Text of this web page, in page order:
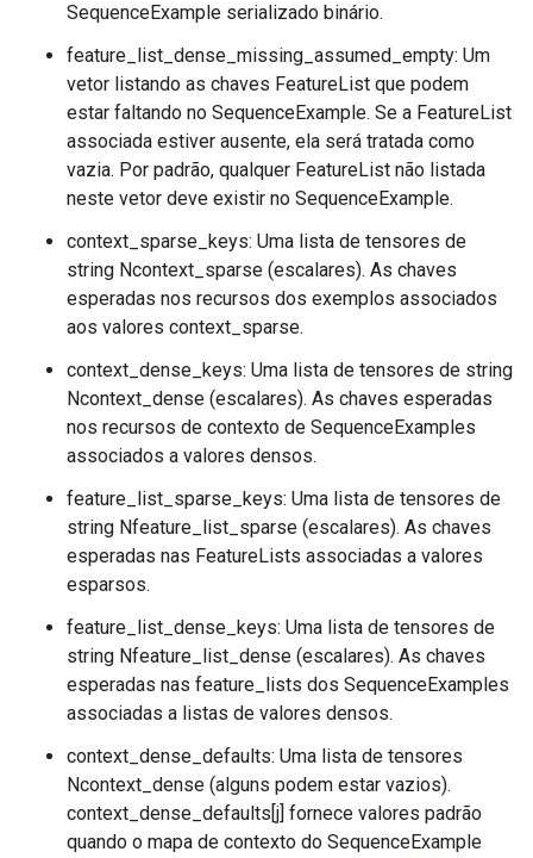
SequenceExample serializado binário.
feature_list_dense_missing_assumed_empty: Um
vetor listando as chaves FeatureList que podem
estar faltando no SequenceExample. Se a FeatureList
associada estiver ausente, ela será tratada como
vazia. Por padrão, qualquer FeatureList não listada
neste vetor deve existir no SequenceExample.
context_sparse_keys: Uma lista de tensores de
string Ncontext_sparse (escalares). As chaves
esperadas nos recursos dos exemplos associados
aos valores context_sparse.
context_dense_keys: Uma lista de tensores de string
Ncontext_dense (escalares). As chaves esperadas
nos recursos de contexto de SequenceExamples
associados a valores densos.
feature_list_sparse_keys: Uma lista de tensores de
string Nfeature_list_sparse (escalares). As chaves
esperadas nas FeatureLists associadas a valores
esparsos.
feature_list_dense_keys: Uma lista de tensores de
string Nfeature_list_dense (escalares). As chaves
esperadas nas feature_lists dos SequenceExamples
associadas a listas de valores densos.
context_dense_defaults: Uma lista de tensores
Ncontext_dense (alguns podem estar vazios).
context_dense_defaults[j] fornece valores padrão
quando o mapa de contexto do SequenceExample